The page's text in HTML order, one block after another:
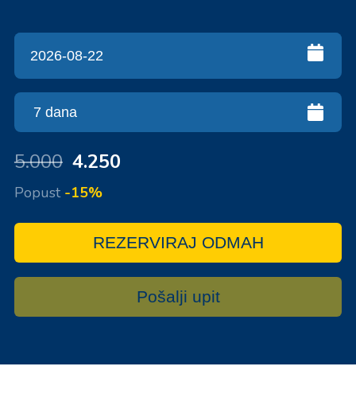
5.000 4.250
Popust -15%
REZERVIRAJ ODMAH
Pošalji upit